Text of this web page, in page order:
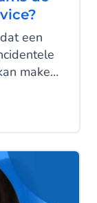
een
maken.
merk
te